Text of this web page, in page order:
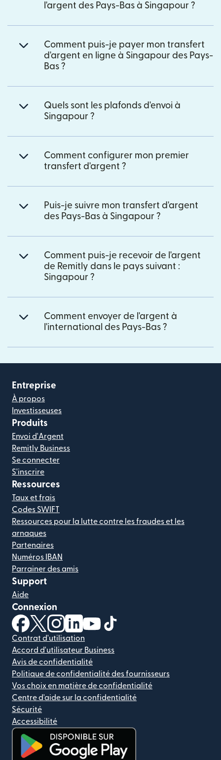
l'argent des Pays-Bas à Singapour ?
Comment puis-je payer mon transfert
d'argent en ligne à Singapour des Pays-
Bas ?
Quels sont les plafonds d'envoi à
Singapour ?
Comment configurer mon premier
transfert d'argent ?
Puis-je suivre mon transfert d'argent
des Pays-Bas à Singapour ?
Comment puis-je recevoir de l'argent
de Remitly dans le pays suivant :
Singapour ?
Comment envoyer de l'argent à
l'international des Pays-Bas ?
Entreprise
À propos
Investisseuses
Produits
Envoi d'Argent
Remitly Business
Se connecter
S'inscrire
Ressources
Taux et frais
Codes SWIFT
Ressources pour la lutte contre les fraudes et les
arnaques
Partenaires
Numéros IBAN
Parrainer des amis
Support
Aide
Connexion
(s'ouvre dans une nouvelle fenêtre)
(s'ouvre dans une nouvelle fenêtre)
(s'ouvre dans une nouvelle fenêtre)
(s'ouvre dans une nouvelle fenêtre)
(s'ouvre dans une nouvelle
Contrat d'utilisation
Accord d'utilisateur Business
Avis de confidentialité
Politique de confidentialité des fournisseurs
Vos choix en matière de confidentialité
Centre d'aide sur la confidentialité
Sécurité
Accessibilité